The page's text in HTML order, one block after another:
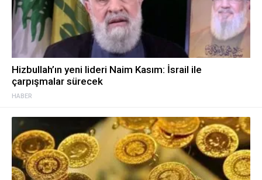
HABER
Hizbullah’ın yeni lideri Naim Kasım: İsrail ile
çarpışmalar sürecek